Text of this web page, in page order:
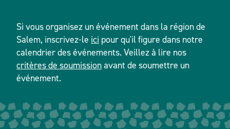
Si vous organisez un événement dans la région de
Salem, inscrivez-le ici pour qu'il figure dans notre
calendrier des événements. Veillez à lire nos
critères de soumissionavant de soumettre un
événement.